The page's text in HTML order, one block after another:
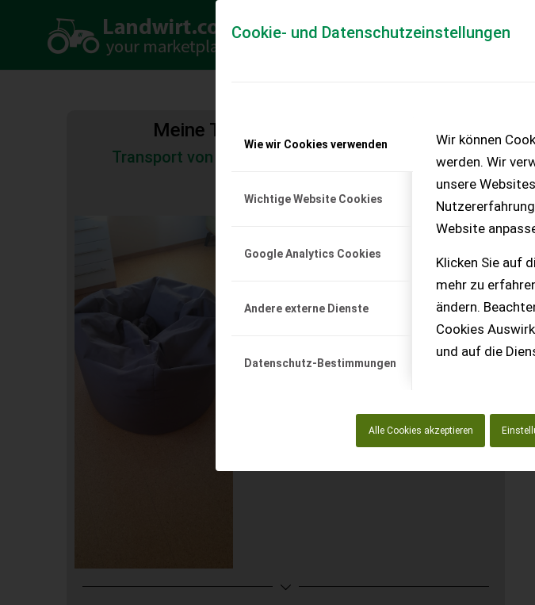
Cookie- und Datenschutzeinstellungen
Wie wir Cookies verwenden
Wichtige Website Cookies
Google Analytics Cookies
Andere externe Dienste
Datenschutz-Bestimmungen
Wir können
werden. Wir
unsere
Website
Klicken Sie auf
mehr zu
ändern.
Cookies
und auf die
Alle Cookies akzeptieren
Meine Transportkostenanfrage
Transport von Land- und Baumaschinen – KEINE